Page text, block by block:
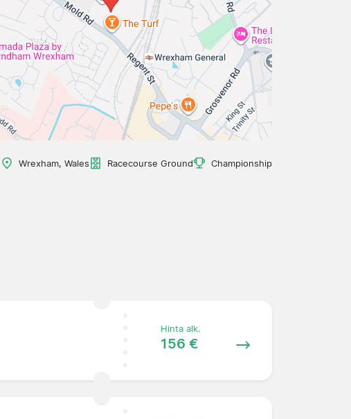
Wrexham, Wales Racecourse Ground Championship
Hinta alk.
156 €